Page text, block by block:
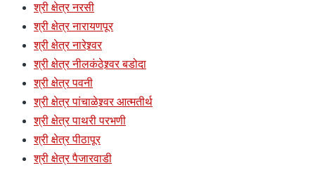
श्री क्षेत्र नरसी
श्री क्षेत्र नारायणपूर
श्री क्षेत्र नारेश्र्वर
श्री क्षेत्र नीलकंठेश्र्वर बडोदा
श्री क्षेत्र पवनी
श्री क्षेत्र पांचाळेश्र्वर आत्मतीर्थ
श्री क्षेत्र पाथरी परभणी
श्री क्षेत्र पीठापूर
श्री क्षेत्र पैजारवाडी